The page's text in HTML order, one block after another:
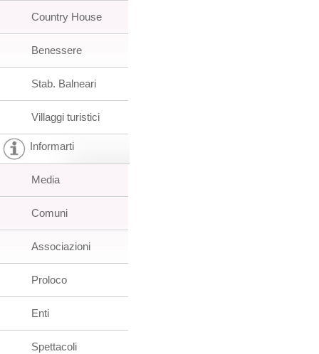
Country House
Benessere
Stab. Balneari
Villaggi turistici
Informarti
Media
Comuni
Associazioni
Proloco
Enti
Spettacoli